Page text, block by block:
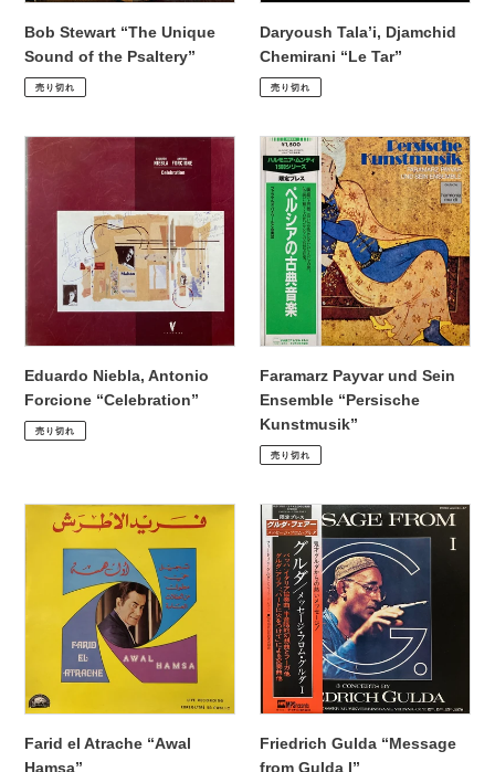
Bob Stewart “The Unique
Sound of the Psaltery”
通
常
¥9,900
売り切れ
Daryoush Tala’i, Djamchid
Chemirani “Le Tar”
通
常
¥2,530
売り切れ
Eduardo
“Celebration”
Eduardo Niebla, Antonio
Forcione “Celebration”
通
常
¥2,530
売り切れ
Faramarz
Payvar
und
Sein
Ensemble
“Persische
Kunstmusik”
Faramarz Payvar und Sein
Ensemble “Persische
Kunstmusik”
通
常
格
¥1,980
売り切れ
Atrache
Hamsa”
Farid el Atrache “Awal
Hamsa”
Friedrich
Gulda
“Message
from
Gulda
I”
Friedrich Gulda “Message
from Gulda I”